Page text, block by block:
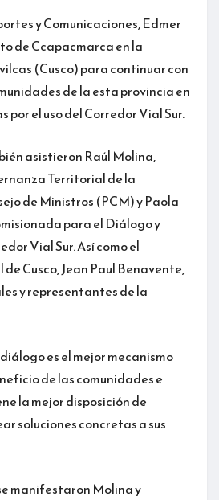
y Comunicaciones, Edmer
de Ccapacmarca en la
(Cusco) para continuar con
de la esta provincia en
por el uso del Corredor Vial Sur.
asistieron Raúl Molina,
Territorial de la
de Ministros (PCM) y Paola
para el Diálogo y
Vial Sur. Así como el
Cusco, Jean Paul Benavente,
y representantes de la
es el mejor mecanismo
de las comunidades e
la mejor disposición de
soluciones concretas a sus
manifestaron Molina y